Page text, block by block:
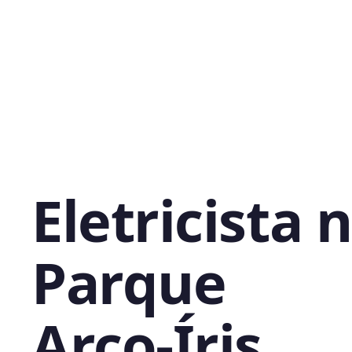
Eletricista
Parque